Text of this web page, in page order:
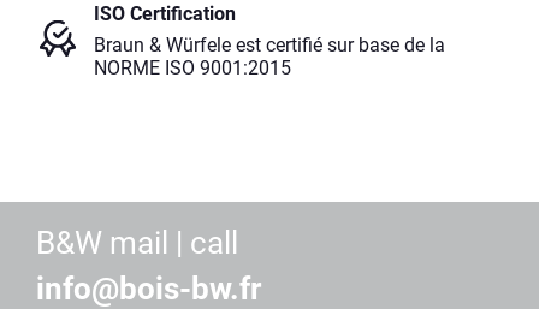
ISO Certification
Braun & Würfele est certifié sur base de la
NORME ISO 9001:2015
B&W mail | call
info@bois-bw.fr